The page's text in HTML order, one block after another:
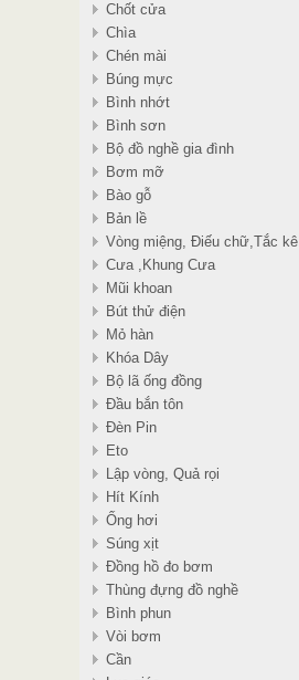
Chốt cửa
Chìa
Chén mài
Búng mực
Bình nhớt
Bình sơn
Bộ đồ nghề gia đình
Bơm mỡ
Bào gỗ
Bản lề
Vòng miệng, Điếu chữ,Tắc kê
Cưa ,Khung Cưa
Mũi khoan
Bút thử điện
Mỏ hàn
Khóa Dây
Bộ lã ống đồng
Đầu bắn tôn
Đèn Pin
Eto
Lập vòng, Quả rọi
Hít Kính
Ống hơi
Súng xịt
Đồng hồ đo bơm
Thùng đựng đồ nghề
Bình phun
Vòi bơm
Cần